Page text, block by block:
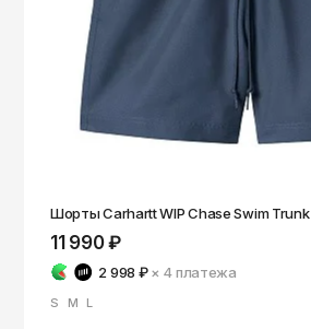
Шорты Carhartt WIP Chase Swim Trunk
11 990 ₽
2 998 ₽ × 4платежа
S M L